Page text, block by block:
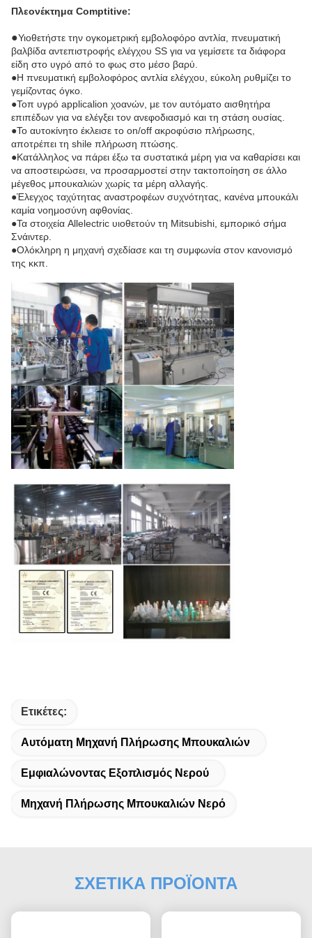
Πλεονέκτημα Comptitive:
●Υιοθετήστε την ογκομετρική εμβολοφόρο αντλία, πνευματική
βαλβίδα αντεπιστροφής ελέγχου SS για να γεμίσετε τα διάφορα
είδη στο υγρό από το φως στο μέσο βαρύ.
●Η πνευματική εμβολοφόρος αντλία ελέγχου, εύκολη ρυθμίζει το
γεμίζοντας όγκο.
●Τοπ υγρό applicalion χοανών, με τον αυτόματο αισθητήρα
επιπέδων για να ελέγξει τον ανεφοδιασμό και τη στάση ουσίας.
●Το αυτοκίνητο έκλεισε το on/off ακροφύσιο πλήρωσης,
αποτρέπει τη shile πλήρωση πτώσης.
●Κατάλληλος να πάρει έξω τα συστατικά μέρη για να καθαρίσει και
να αποστειρώσει, να προσαρμοστεί στην τακτοποίηση σε άλλο
μέγεθος μπουκαλιών χωρίς τα μέρη αλλαγής.
●Έλεγχος ταχύτητας αναστροφέων συχνότητας, κανένα μπουκάλι
καμία νοημοσύνη αφθονίας.
●Τα στοιχεία Allelectric υιοθετούν τη Mitsubishi, εμπορικό σήμα
Σνάιντερ.
●Ολόκληρη η μηχανή σχεδίασε και τη συμφωνία στον κανονισμό
της κκπ.
Ετικέτες:
Αυτόματη Μηχανή Πλήρωσης Μπουκαλιών
Εμφιαλώνοντας Εξοπλισμός Νερού
Μηχανή Πλήρωσης Μπουκαλιών Νερό
ΣΧΕΤΙΚΑ ΠΡΟΪΟΝΤΑ